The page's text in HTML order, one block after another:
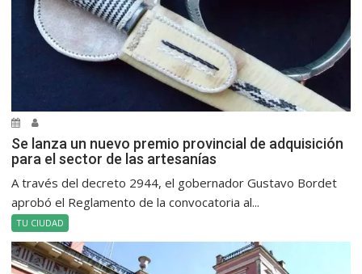
Se lanza un nuevo premio provincial de adquisición
para el sector de las artesanías
A través del decreto 2944, el gobernador Gustavo Bordet
aprobó el Reglamento de la convocatoria al...
TU CIUDAD